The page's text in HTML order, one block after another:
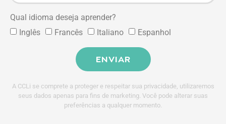
Qual idioma deseja aprender?
Inglês
Francês Italiano Espanhol
ENVIAR
A CCLi se comprete a proteger e respeitar sua privacidade, utilizaremos
seus dados apenas para fins de marketing. Você pode alterar suas
preferências a qualquer momento.